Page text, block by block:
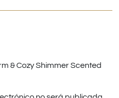
& Cozy Shimmer Scented